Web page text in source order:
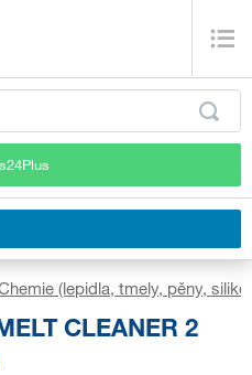
(lepidla, tmely, pěny,
CLEANER 2